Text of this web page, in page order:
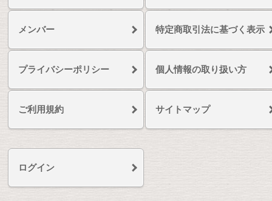
メンバー 特定商取引法に基づく表示
プライバシーポリシー 個人情報の取り扱い方
ご利用規約 サイトマップ
ログイン